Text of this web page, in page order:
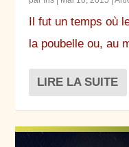
Il fut un temps où
la poubelle ou, au
LIRE LA SUITE